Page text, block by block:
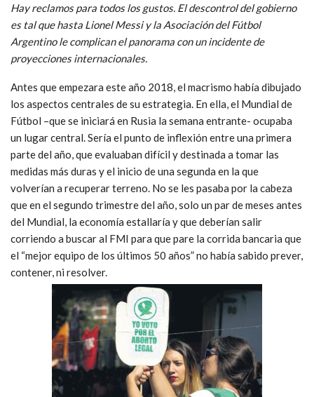
Hay reclamos para todos los gustos. El descontrol del gobierno
es tal que hasta Lionel Messi y la Asociación del Fútbol
Argentino le complican el panorama con un incidente de
proyecciones internacionales.
Antes que empezara este año 2018, el macrismo había dibujado
los aspectos centrales de su estrategia. En ella, el Mundial de
Fútbol –que se iniciará en Rusia la semana entrante- ocupaba
un lugar central. Sería el punto de inflexión entre una primera
parte del año, que evaluaban difícil y destinada a tomar las
medidas más duras y el inicio de una segunda en la que
volverían a recuperar terreno. No se les pasaba por la cabeza
que en el segundo trimestre del año, solo un par de meses antes
del Mundial, la economía estallaría y que deberían salir
corriendo a buscar al FMI para que pare la corrida bancaria que
el “mejor equipo de los últimos 50 años” no había sabido prever,
contener, ni resolver.